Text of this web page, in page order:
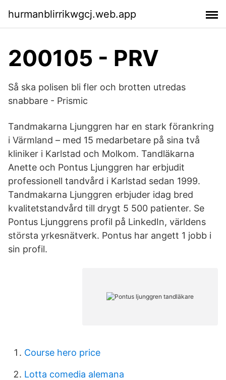
hurmanblirrikwgcj.web.app
200105 - PRV
Så ska polisen bli fler och brotten utredas
snabbare - Prismic
Tandmakarna Ljunggren har en stark förankring
i Värmland – med 15 medarbetare på sina två
kliniker i Karlstad och Molkom. Tandläkarna
Anette och Pontus Ljunggren har erbjudit
professionell tandvård i Karlstad sedan 1999.
Tandmakarna Ljunggren erbjuder idag bred
kvalitetstandvård till drygt 5 500 patienter. Se
Pontus Ljunggrens profil på LinkedIn, världens
största yrkesnätverk. Pontus har angett 1 jobb i
sin profil.
Course hero price
Lotta comedia alemana